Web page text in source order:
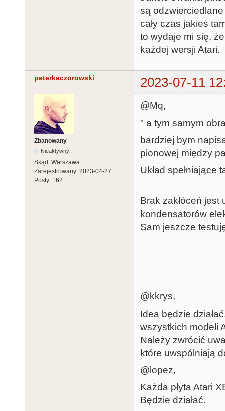
są
cały czas jakieś
to wydaje mi się,
każdej wersji Atari.
peterkaczorowski 2023-07-11
Zbanowany
Nieaktywny
Skąd: Warszawa
Zarejestrowany: 2023-04-27
Posty: 162
@Mq,
" a tym samym
bardziej bym
pionowej między
Układ
Brak zakłóceń
kondensatorów
Sam jeszcze
@kkrys,
Idea będzie
wszystkich modeli
Należy zwrócić
które uwspólniają
@lopez,
Każda płyta Atari
Będzie działać.